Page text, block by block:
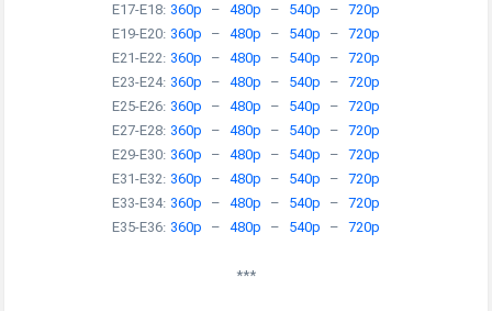
E17-E18: 360p – 480p – 540p – 720p
E19-E20: 360p – 480p – 540p – 720p
E21-E22: 360p – 480p – 540p – 720p
E23-E24: 360p – 480p – 540p – 720p
E25-E26: 360p – 480p – 540p – 720p
E27-E28: 360p – 480p – 540p – 720p
E29-E30: 360p – 480p – 540p – 720p
E31-E32: 360p – 480p – 540p – 720p
E33-E34: 360p – 480p – 540p – 720p
E35-E36: 360p – 480p – 540p – 720p
***